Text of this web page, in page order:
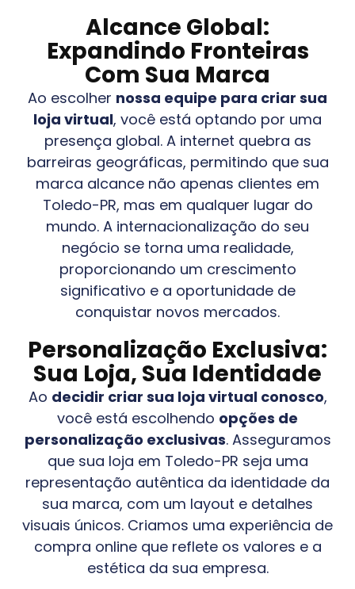
Alcance Global:
Expandindo Fronteiras
Com Sua Marca
Ao escolher nossa equipe para criar sua
loja virtual, você está optando por uma
presença global. A internet quebra as
barreiras geográficas, permitindo que sua
marca alcance não apenas clientes em
Toledo-PR, mas em qualquer lugar do
mundo. A internacionalização do seu
negócio se torna uma realidade,
proporcionando um crescimento
significativo e a oportunidade de
conquistar novos mercados.
Personalização Exclusiva:
Sua Loja, Sua Identidade
Ao decidir criar sua loja virtual conosco,
você está escolhendo opções de
personalização exclusivas. Asseguramos
que sua loja em Toledo-PR seja uma
representação autêntica da identidade da
sua marca, com um layout e detalhes
visuais únicos. Criamos uma experiência de
compra online que reflete os valores e a
estética da sua empresa.